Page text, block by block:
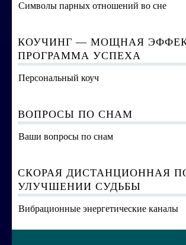
Символы парных отношений во сне
КОУЧИНГ — МОЩНАЯ
ПРОГРАММА УСПЕХА
Персональный коуч
ВОПРОСЫ ПО СНАМ
Ваши вопросы по снам
СКОРАЯ ДИСТАНЦИОННАЯ
УЛУЧШЕНИИ СУДЬБЫ
Вибрационные энергетические каналы